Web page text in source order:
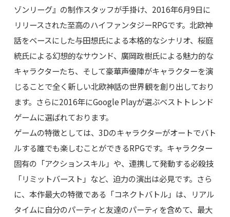
ゾンリーグ』の制作スタッフが手掛け、2016年6月9日に
リリースされた至高のハイファンタジーRPGです。北欧神
話をベースにした与田想氏による本格的なシナリオ、桜庭
統氏による幻想的なサウンド、廣岡政樹氏による魅力的な
キャラクターたち、そして豪華声優陣がキャラクターを演
じることで全く新しい北欧神話の世界観を創り出しており
ます。さらに2016年にGoogle Playが選ぶベストトレンド
ゲームに選ばれております。
ゲームの特徴としては、3Dのキャラクターがオートでバト
ルする誰でも楽しむことができるRPGです。キャラクター
固有の「アクションスキル」や、連携して発動する必殺技
「リミットバースト」など、迫力の演出は必見です。さら
に、本作最大の特徴である「コネクトバトル」は、リアル
タイムに自分のパーティと友達のパーティを含めて、最大